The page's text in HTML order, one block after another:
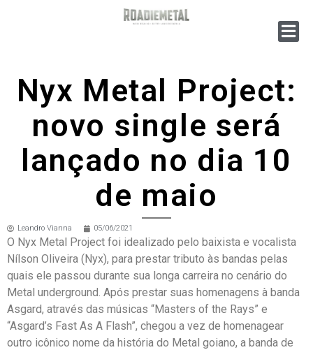
Nyx Metal Project:
novo single será
lançado no dia 10
de maio
Leandro Vianna 05/06/2021
O Nyx Metal Project foi idealizado pelo baixista e vocalista
Nílson Oliveira (Nyx), para prestar tributo às bandas pelas
quais ele passou durante sua longa carreira no cenário do
Metal underground. Após prestar suas homenagens à banda
Asgard, através das músicas “Masters of the Rays” e
“Asgard’s Fast As A Flash”, chegou a vez de homenagear
outro icônico nome da história do Metal goiano, a banda de